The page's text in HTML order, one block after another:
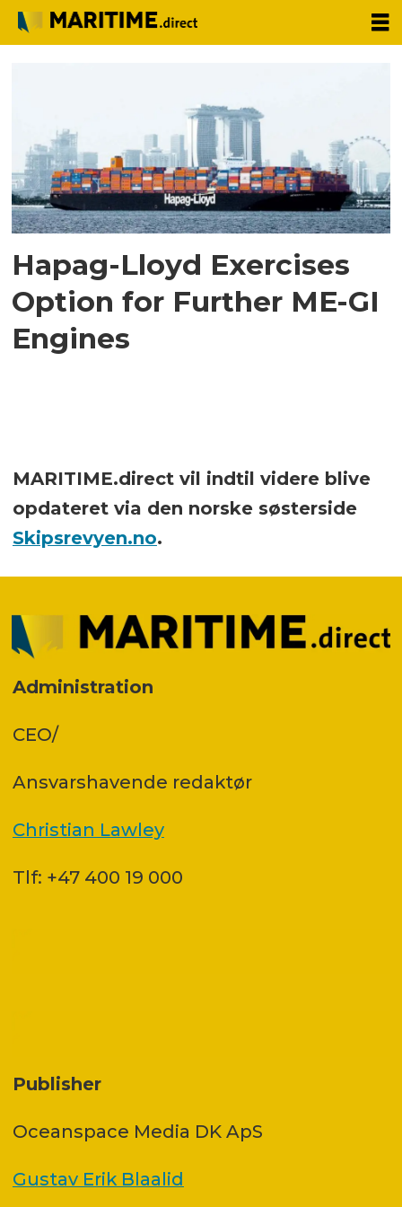
Hapag-Lloyd Exercises
Option for Further ME-GI
Engines
MARITIME.direct vil indtil videre blive
opdateret via den norske søsterside
Skipsrevyen.no.
Administration
CEO/
Ansvars­havende redaktør
Christian Lawley
Tlf: +47 400 19 000
Publisher
Oceanspace Media DK ApS
Gustav Erik Blaalid